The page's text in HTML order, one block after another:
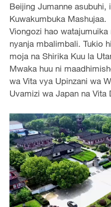
Beijing Jumanne asubuhi,
Kuwakumbuka Mashujaa.
Viongozi hao
nyanja mbalimbali. Tukio
moja na Shirika Kuu la
Mwaka huu ni
wa Vita vya Upinzani wa
Uvamizi wa Japan na Vita